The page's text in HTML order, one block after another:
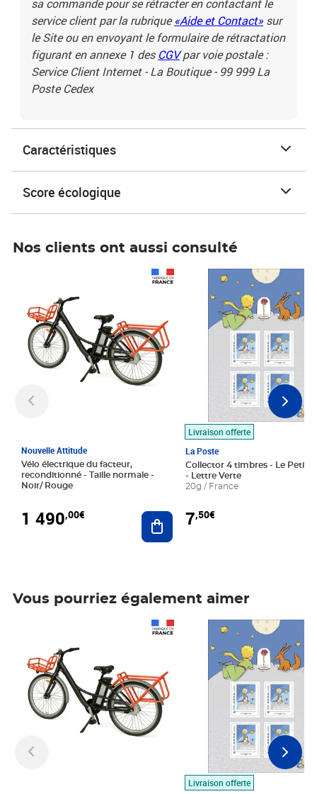
sa commande pour se rétracter en contactant le
service client par la rubrique«Aide et Contact» sur
le Site ou en envoyant le formulaire de rétractation
figurant en annexe 1 des CGVpar voie postale :
Service Client Internet - La Boutique - 99 999 La
Poste Cedex
Caractéristiques
Score écologique
Nos clients ont aussi consulté
Nouvelle Attitude
Vélo électrique du facteur,
reconditionné - Taille normale -
Noir/ Rouge
1 490,00€ Ajouter au panier
Livraison offerte
La Poste
Collector 4 timbres - Le Petit
- Lettre Verte
20g / France
7,50€
Prix 7,50€
Vous pourriez également aimer
Livraison offerte
Prix 7,50€